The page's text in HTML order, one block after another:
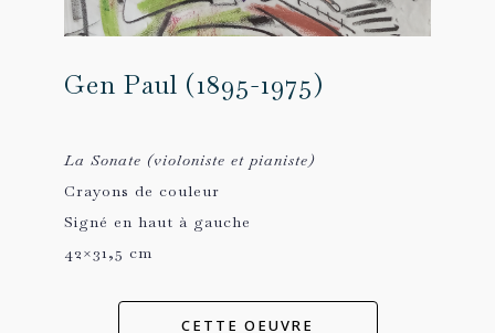
Gen Paul (1895-1975)
La Sonate (violoniste et pianiste)
Crayons de couleur
Signé en haut à gauche
42×31,5 cm
CETTE OEUVRE